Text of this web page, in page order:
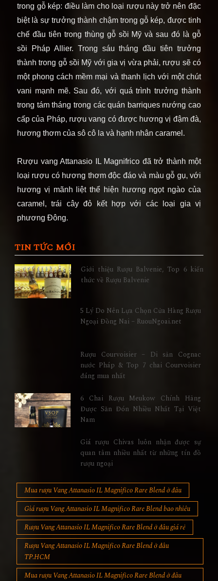
trong gỗ kép: điều làm cho loại rượu này trở nên đặc
biệt là sự trưởng thành chậm trong gỗ kép, được tinh
chế đầu tiên trong thùng gỗ sồi Mỹ và sau đó là gỗ
sồi Pháp Allier. Trong sáu tháng đầu tiên trưởng
thành trong gỗ sồi Mỹ với gia vị vừa phải, rượu sẽ có
một phong cách mềm mại và thanh lịch với một chút
vani mạnh mẽ. Sau đó, với quá trình trưởng thành
trong tám tháng trong các quán barriques nướng cao
cấp của Pháp, rượu vang có được hương vị đậm đà,
hương thơm của sô cô la và hạnh nhân caramel.
Rượu vang Attanasio IL Magnifrico đã trở thành một
loại rượu có hương thơm độc đáo và màu gỗ gụ, với
hương vị mãnh liệt thể hiện hương ngọt ngào của
caramel, trái cây đỏ kết hợp với các loại gia vị
phương Đông.
TIN TỨC MỚI
Giới thiệu Rượu Balvenie, Top 6 kiến
thức về Rượu Balvenie
5 Lý Do Nên Lựa Chọn Cửa Hàng Rượu
Ngoại Đồng Nai – RuouNgoai.net
Rượu Courvoisier – Di sản Cognac
nước Pháp & Top 7 chai Courvoisier
đáng mua nhất
6 Chai Rượu Meukow Chính Hãng
Được Săn Đón Nhiều Nhất Tại Việt
Nam
Giá rượu Chivas luôn nhận được sự
quan tâm nhiều nhất từ những tín đồ
rượu ngoại
Mua rượu Vang Attanasio IL Magnifico Rare Blend ở đâu
Giá rượu Vang Attanasio IL Magnifico Rare Blend bao nhiêu
Rượu Vang Attanasio IL Magnifico Rare Blend ở đâu giá rẻ
Rượu Vang Attanasio IL Magnifico Rare Blend ở đâu
TP.HCM
Mua rượu Vang Attanasio IL Magnifico Rare Blend ở đâu